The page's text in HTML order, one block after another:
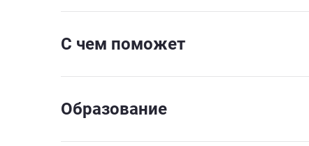
С чем поможет
Образование